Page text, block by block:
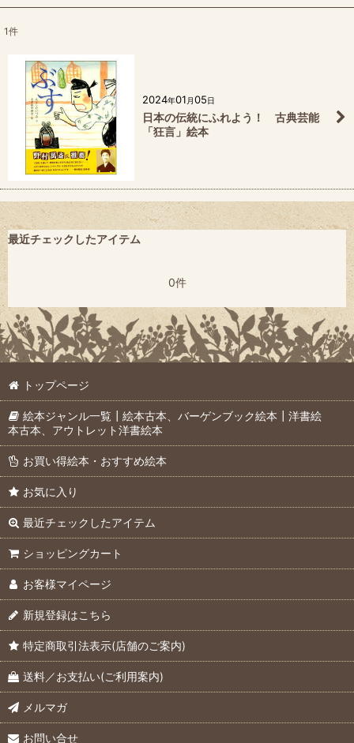
1件
2024年01 月05日
日本の伝統にふれよう！ 古典芸能
「狂言」絵本
最近チェックしたアイテム
0件
トップページ
絵本ジャンル一覧┃絵本古本、バーゲンブック絵本┃洋書絵
本古本、アウトレット洋書絵本
お買い得絵本・おすすめ絵本
お気に入り
最近チェックしたアイテム
ショッピングカート
お客様マイページ
新規登録はこちら
特定商取引法表示(店舗のご案内)
送料／お支払い(ご利用案内)
メルマガ
お問い合せ